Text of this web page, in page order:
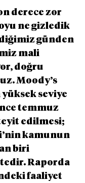
derece zor
ne gizledik
günden
mali
doğru
Moody’s
seviye
temmuz
edilmesi;
kamunun
biri
Raporda
faaliyet